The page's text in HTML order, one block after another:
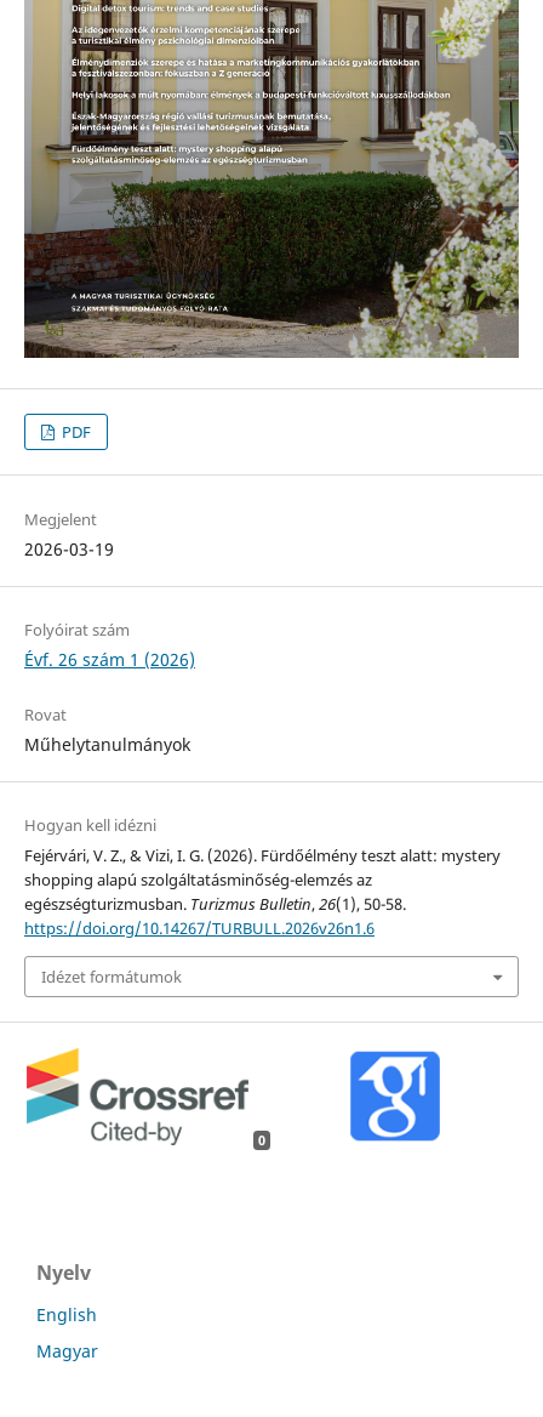
PDF
Megjelent
2026-03-19
Folyóirat szám
Évf. 26 szám 1 (2026)
Rovat
Műhelytanulmányok
Hogyan kell idézni
Fejérvári, V. Z., & Vizi, I. G. (2026). Fürdőélmény teszt alatt: mystery
shopping alapú szolgáltatásminőség-elemzés az
egészségturizmusban. Turizmus Bulletin,26(1), 50-58.
https://doi.org/10.14267/TURBULL.2026v26n1.6
Idézet formátumok
0
Nyelv
English
Magyar